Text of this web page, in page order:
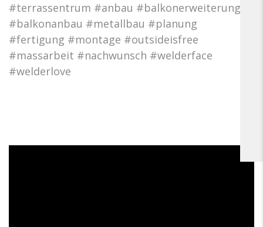
#terrassentrum #anbau #balkonerweiterung
#balkonanbau #metallbau #planung
#fertigung #montage #outsideisfree
#massarbeit #nachwunsch #welderface
#welderlove